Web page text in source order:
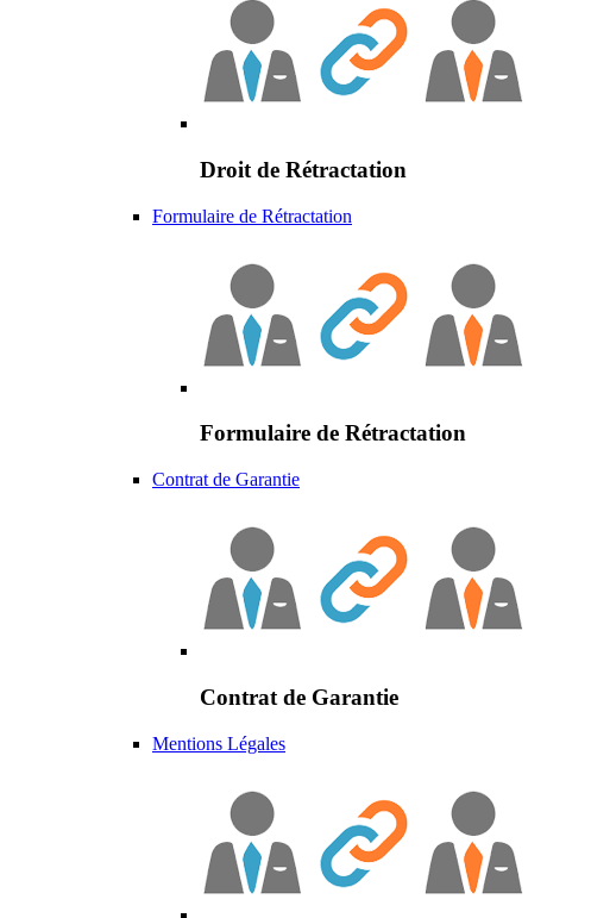
Droit de Rétractation
Formulaire de Rétractation
Formulaire de Rétractation
Contrat de Garantie
Contrat de Garantie
Mentions Légales